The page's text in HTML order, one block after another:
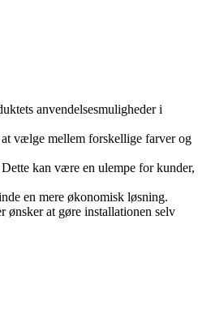
anvendelsesmuligheder i
vælge mellem forskellige farver og
kan være en ulempe for kunder,
en mere økonomisk løsning.
at gøre installationen selv